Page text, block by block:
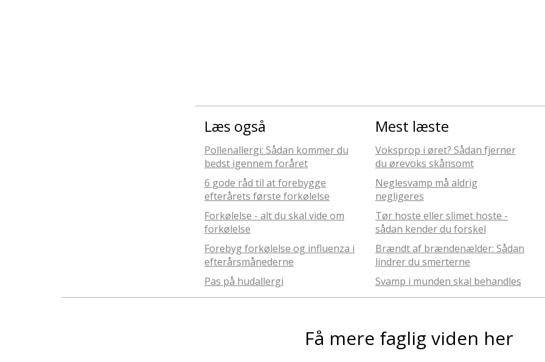
Læs også
Pollenallergi: Sådan kommer du
bedst igennem foråret
6 gode råd til at forebygge
efterårets første forkølelse
Forkølelse - alt du skal vide om
forkølelse
Forebyg forkølelse og influenza i
efterårsmånederne
Pas på hudallergi
Mest læste
Voksprop i øret? Sådan fjerner
du ørevoks skånsomt
Neglesvamp må aldrig
negligeres
Tør hoste eller slimet hoste -
sådan kender du forskel
Brændt af brændenælder: Sådan
lindrer du smerterne
Svamp i munden skal behandles
Få mere faglig viden her